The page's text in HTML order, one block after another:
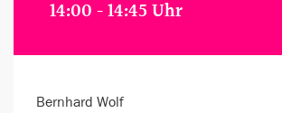
14:00 - 14:45 Uhr
Bernhard Wolf